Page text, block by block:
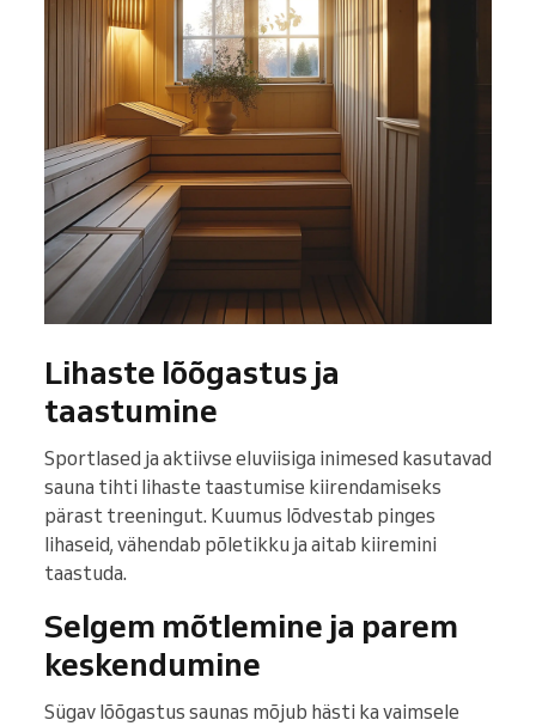
Lihaste lõõgastus ja
taastumine
Sportlased ja aktiivse eluviisiga inimesed kasutavad
sauna tihti lihaste taastumise kiirendamiseks
pärast treeningut. Kuumus lõdvestab pinges
lihaseid, vähendab põletikku ja aitab kiiremini
taastuda.
Selgem mõtlemine ja parem
keskendumine
Sügav lõõgastus saunas mõjub hästi ka vaimsele